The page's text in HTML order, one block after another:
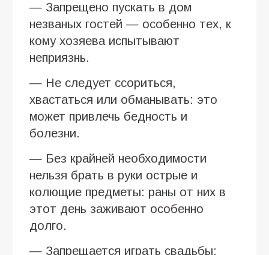
— Запрещено пускать в дом
незваных гостей — особенно тех, к
кому хозяева испытывают
неприязнь.
— Не следует ссориться,
хвастаться или обманывать: это
может привлечь бедность и
болезни.
— Без крайней необходимости
нельзя брать в руки острые и
колющие предметы: раны от них в
этот день заживают особенно
долго.
— Запрещается играть свадьбы: